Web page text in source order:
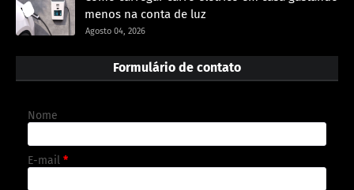
menos na conta de luz
Agosto 04, 2026
Formulário de contato
Nome
E-mail *